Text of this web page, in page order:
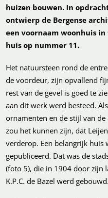
huizen bouwen. In
ontwierp de Bergense
een voornaam woonhuis
huis op nummer 11.
Het natuursteen rond de
de voordeur, zijn opvallend
rest van de gevel is goed te
aan dit werk werd besteed.
ornamenten en de stijl van
zou het kunnen zijn, dat
verderop. Een belangrijk huis
gepubliceerd. Dat was de
(foto 5), die in 1904 door zijn
K.P.C. de Bazel werd gebouwd.